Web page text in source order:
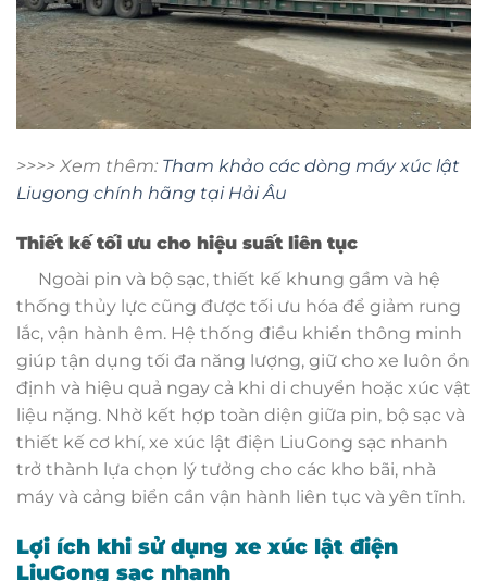
>>>> Xem thêm: Tham khảo các dòng máy xúc lật
Liugong chính hãng tại Hải Âu
Thiết kế tối ưu cho hiệu suất liên tục
Ngoài pin và bộ sạc, thiết kế khung gầm và hệ
thống thủy lực cũng được tối ưu hóa để giảm rung
lắc, vận hành êm. Hệ thống điều khiển thông minh
giúp tận dụng tối đa năng lượng, giữ cho xe luôn ổn
định và hiệu quả ngay cả khi di chuyển hoặc xúc vật
liệu nặng. Nhờ kết hợp toàn diện giữa pin, bộ sạc và
thiết kế cơ khí, xe xúc lật điện LiuGong sạc nhanh
trở thành lựa chọn lý tưởng cho các kho bãi, nhà
máy và cảng biển cần vận hành liên tục và yên tĩnh.
Lợi ích khi sử dụng xe xúc lật điện
LiuGong sạc nhanh